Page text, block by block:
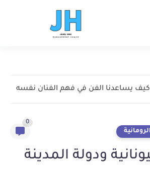
كيف يساعدنا الفن في فهم الفنان نفسه
0
ودولة المدينة